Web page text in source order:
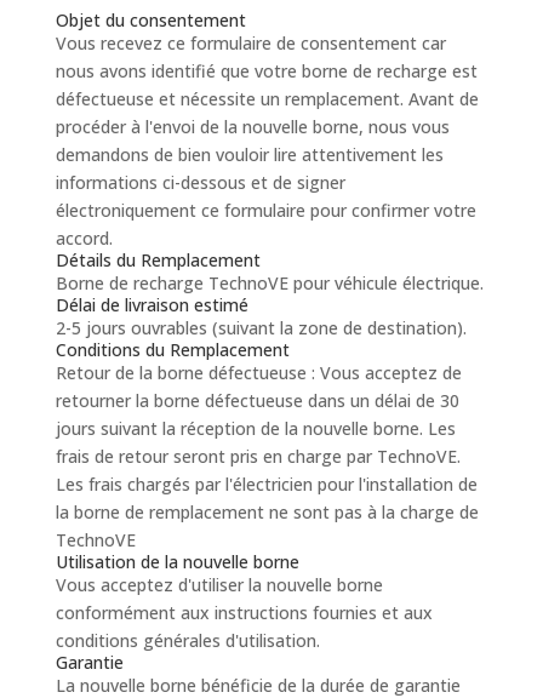
Objet du consentement
Vous recevez ce formulaire de consentement car
nous avons identifié que votre borne de recharge est
défectueuse et nécessite un remplacement. Avant de
procéder à l'envoi de la nouvelle borne, nous vous
demandons de bien vouloir lire attentivement les
informations ci-dessous et de signer
électroniquement ce formulaire pour confirmer votre
accord.
Détails du Remplacement
Borne de recharge TechnoVE pour véhicule électrique.
Délai de livraison estimé
2-5 jours ouvrables (suivant la zone de destination).
Conditions du Remplacement
Retour de la borne défectueuse : Vous acceptez de
retourner la borne défectueuse dans un délai de 30
jours suivant la réception de la nouvelle borne. Les
frais de retour seront pris en charge par TechnoVE.
Les frais chargés par l'électricien pour l'installation de
la borne de remplacement ne sont pas à la charge de
TechnoVE
Utilisation de la nouvelle borne
Vous acceptez d'utiliser la nouvelle borne
conformément aux instructions fournies et aux
conditions générales d'utilisation.
Garantie
La nouvelle borne bénéficie de la durée de garantie